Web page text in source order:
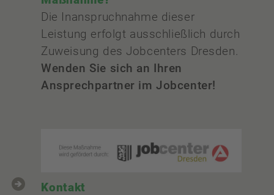
Die Inanspruchnahme dieser
Leistung erfolgt ausschließlich durch
Zuweisung des Jobcenters Dresden.
Wenden Sie sich an Ihren
Ansprechpartner im Jobcenter!
Kontakt